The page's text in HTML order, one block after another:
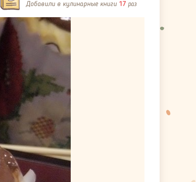
Добавили в кулинарные книги 17 раз